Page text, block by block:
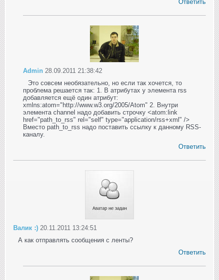
Ответить
Admin 28.09.2011 21:38:42
Это совсем необязательно, но если так хочется, то
проблема решается так: 1. В атрибутах у элемента rss
добавляется ещё один атрибут:
xmlns:atom="http://www.w3.org/2005/Atom" 2. Внутри
элемента channel надо добавить строчку <atom:link
href="path_to_rss" rel="self" type="application/rss+xml" />
Вместо path_to_rss надо поставить ссылку к данному RSS-
каналу.
Ответить
Валик :) 20.11.2011 13:24:51
А как отправлять сообщения с ленты?
Ответить